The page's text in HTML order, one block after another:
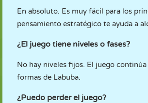
En absoluto. Es muy fácil para los
pensamiento estratégico te ayuda a
¿El juego tiene niveles o fases?
No hay niveles fijos. El juego
formas de Labuba.
¿Puedo perder el juego?